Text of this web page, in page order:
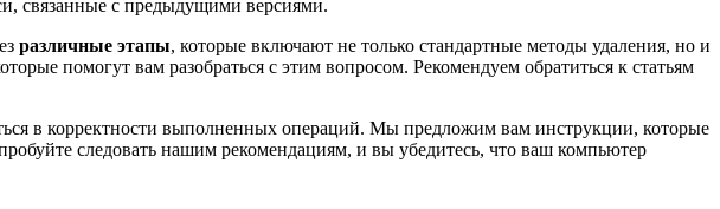
связанные с предыдущими версиями.
различные этапы, которые включают не только стандартные методы удаления, но и
помогут вам разобраться с этим вопросом. Рекомендуем обратиться к статьям
в корректности выполненных операций. Мы предложим вам инструкции, которые
следовать нашим рекомендациям, и вы убедитесь, что ваш компьютер